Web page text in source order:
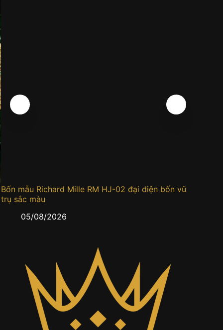
Bốn mẫu Richard Mille RM HJ-02 đại diện bốn vũ
trụ sắc màu
05/08/2026